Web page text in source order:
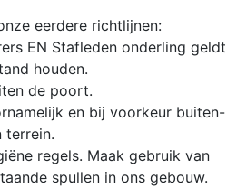
eerdere richtlijnen:
Stafleden onderling geldt
houden.
de poort.
en bij voorkeur buiten-
regels. Maak gebruik van
spullen in ons gebouw.